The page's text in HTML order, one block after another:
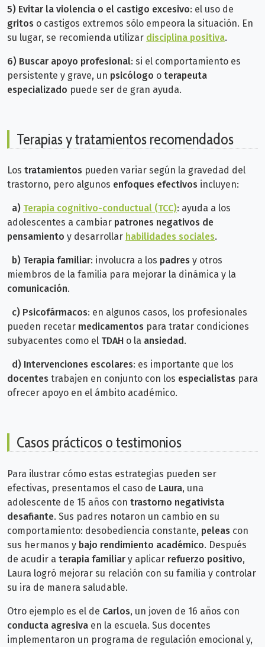
5) Evitar la violencia o el castigo excesivo: el uso de
gritos o castigos extremos sólo empeora la situación. En
su lugar, se recomienda utilizar disciplina positiva.
6) Buscar apoyo profesional: si el comportamiento es
persistente y grave, un psicólogo o terapeuta
especializado puede ser de gran ayuda.
Terapias y tratamientos recomendados
Los tratamientos pueden variar según la gravedad del
trastorno, pero algunos enfoques efectivos incluyen:
a) Terapia cognitivo-conductual (TCC): ayuda a los
adolescentes a cambiar patrones negativos de
pensamiento y desarrollar habilidades sociales.
b) Terapia familiar: involucra a los padres y otros
miembros de la familia para mejorar la dinámica y la
comunicación.
c) Psicofármacos: en algunos casos, los profesionales
pueden recetar medicamentos para tratar condiciones
subyacentes como el TDAH o la ansiedad .
d) Intervenciones escolares: es importante que los
docentes trabajen en conjunto con los especialistas para
ofrecer apoyo en el ámbito académico.
Casos prácticos o testimonios
Para ilustrar cómo estas estrategias pueden ser
efectivas, presentamos el caso de Laura, una
adolescente de 15 años con trastorno negativista
desafiante. Sus padres notaron un cambio en su
comportamiento: desobediencia constante, peleas con
sus hermanos y bajo rendimiento académico. Después
de acudir a terapia familiar y aplicar refuerzo positivo,
Laura logró mejorar su relación con su familia y controlar
su ira de manera saludable.
Otro ejemplo es el de Carlos, un joven de 16 años con
conducta agresiva en la escuela. Sus docentes
implementaron un programa de regulación emocional y,